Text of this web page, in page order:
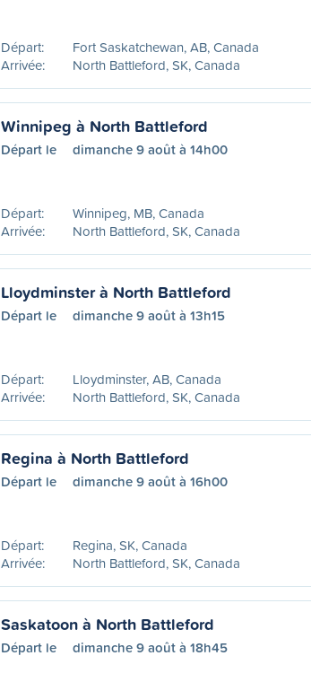
Départ:
Fort Saskatchewan, AB, Canada
Arrivée:
North Battleford, SK, Canada
Winnipeg à North Battleford
Départ le dimanche 9 août à 14h00
Départ:
Winnipeg, MB, Canada
Arrivée:
North Battleford, SK, Canada
Lloydminster à North Battleford
Départ le dimanche 9 août à 13h15
Départ:
Lloydminster, AB, Canada
Arrivée:
North Battleford, SK, Canada
Regina à North Battleford
Départ le dimanche 9 août à 16h00
Départ:
Regina, SK, Canada
Arrivée:
North Battleford, SK, Canada
Saskatoon à North Battleford
Départ le dimanche 9 août à 18h45